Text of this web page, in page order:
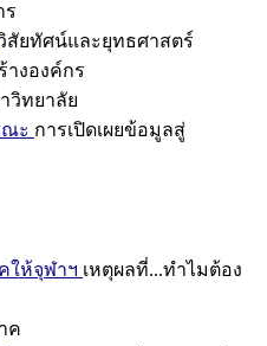
ร
สัยทัศน์และยุทธศาสตร์
างองค์กร
วิทยาลัย
ณะ การเปิดเผยข้อมูลสู่
ให้จุฬาฯ เหตุผลที่...ทำไมต้อง
ค